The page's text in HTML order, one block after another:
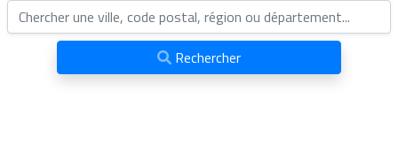
Rechercher